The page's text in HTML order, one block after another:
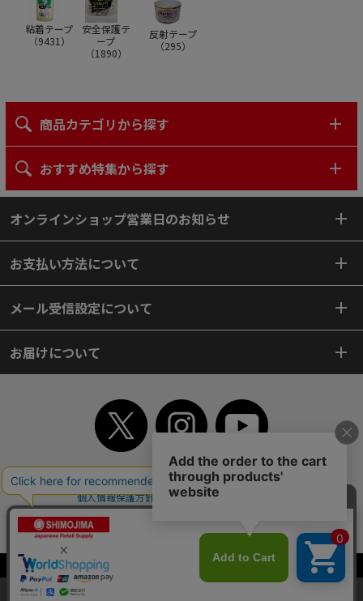
当サイトはクッキー（Cookie）を使用しています。Cookieの使用に同意いた
だける場合は「OK」をクリックしてください。
粘着テープ
（9431）
安全保護テ
ープ
（1890）
反射テープ
（295）
商品カテゴリから探す
おすすめ特集から探す
オンラインショップ営業日のお知らせ
お支払い方法について
メール受信設定について
お届けについて
TOP 初めてご利用のお客様へ ご利用案内
ご利用規約
個人情報保護方針
特定商取引法
よくあるご質問
お問い合わせ
サイトマップ
Copyright© 2018 SHIMOJIMA Co.,Ltd. All Rights Reserved.